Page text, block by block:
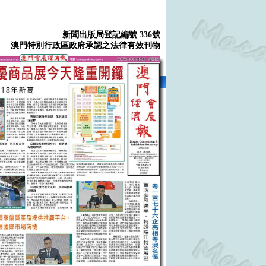
新聞出版局登記編號 336號
澳門特別行政區政府承認之法律有效刊物